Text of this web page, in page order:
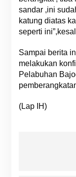
sandar ,ini
katung diatas
seperti
Sampai berita
melakukan
Pelabuhan
(Lap IH)